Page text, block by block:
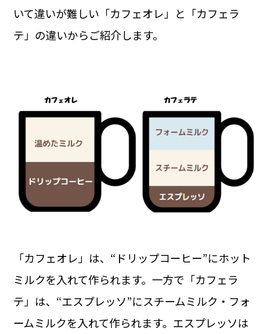
いて違いが難しい「カフェオレ」と「カフェラ
テ」の違いからご紹介します。
「カフェオレ」は、“ドリップコーヒー”にホット
ミルクを入れて作られます。一方で「カフェラ
テ」は、“エスプレッソ”にスチームミルク・フォ
ームミルクを入れて作られます。エスプレッソは